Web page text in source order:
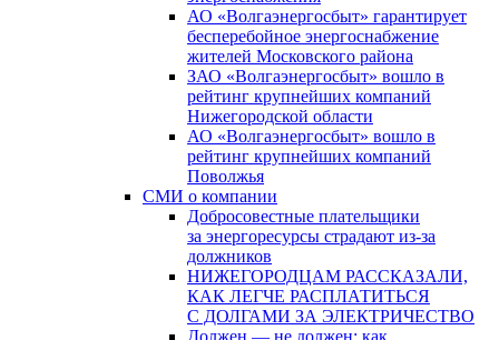
АО «Волгаэнергосбыт» гарантирует
бесперебойное энергоснабжение
жителей Московского района
ЗАО «Волгаэнергосбыт» вошло в
рейтинг крупнейших компаний
Нижегородской области
АО «Волгаэнергосбыт» вошло в
рейтинг крупнейших компаний
Поволжья
СМИ о компании
Добросовестные плательщики
за энергоресурсы страдают из-за
должников
НИЖЕГОРОДЦАМ РАССКАЗАЛИ,
КАК ЛЕГЧЕ РАСПЛАТИТЬСЯ
С ДОЛГАМИ ЗА ЭЛЕКТРИЧЕСТВО